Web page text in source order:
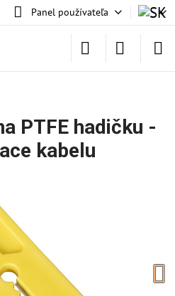
Panel používateľa
PTFE hadičku -
kabelu